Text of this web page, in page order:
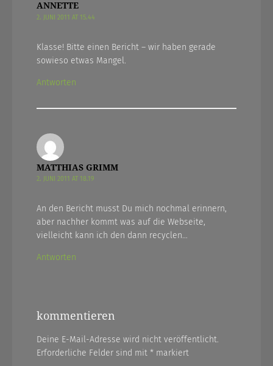
ANNETTE
2. JUNI 2011 AT 15.44
Klasse! Bitte einen Bericht – wir haben gerade
sowieso etwas Mangel.
Antworten
MATTHIAS GRIMM
2. JUNI 2011 AT 18.19
An den Bericht musst Du mich nochmal erinnern,
aber nachher kommt was auf die Webseite,
vielleicht kann ich den dann recyclen…
Antworten
kommentieren
Deine E-Mail-Adresse wird nicht veröffentlicht.
Erforderliche Felder sind mit * markiert